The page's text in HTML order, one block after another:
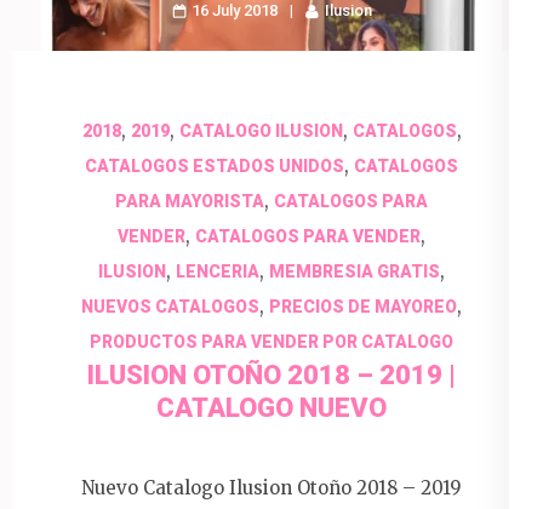
16 July 2018 Ilusion
2018, 2019, CATALOGO ILUSION, CATALOGOS,
CATALOGOS ESTADOS UNIDOS, CATALOGOS
PARA MAYORISTA, CATALOGOS PARA
VENDER, CATALOGOS PARA VENDER,
ILUSION , LENCERIA, MEMBRESIA GRATIS,
NUEVOS CATALOGOS, PRECIOS DE MAYOREO,
PRODUCTOS PARA VENDER POR CATALOGO
ILUSION OTOÑO 2018 – 2019 |
CATALOGO NUEVO
Nuevo Catalogo Ilusion Otoño 2018 – 2019